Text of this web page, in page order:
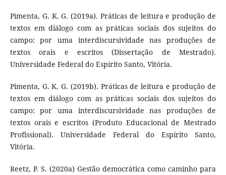
Pimenta, G. K. G. (2019a). Práticas de leitura e produção de
textos em diálogo com as práticas sociais dos sujeitos do
campo: por uma interdiscursividade nas produções de
textos orais e escritos (Dissertação de Mestrado).
Universidade Federal do Espírito Santo, Vitória.
Pimenta, G. K. G. (2019b). Práticas de leitura e produção de
textos em diálogo com as práticas sociais dos sujeitos do
campo: por uma interdiscursividade nas produções de
textos orais e escritos (Produto Educacional de Mestrado
Profissional). Universidade Federal do Espírito Santo,
Vitória.
Reetz, P. S. (2020a) Gestão democrática como caminho para